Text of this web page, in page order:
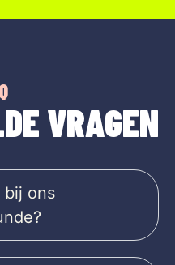
VRAGEN
bij ons